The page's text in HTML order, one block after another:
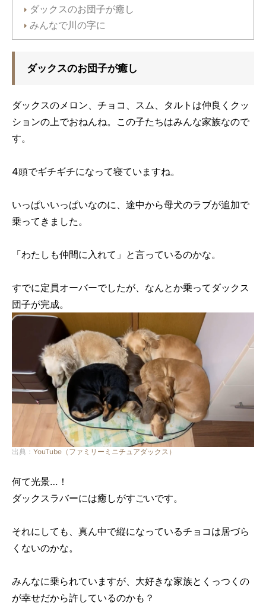
ダックスのお団子が癒し
みんなで川の字に
ダックスのお団子が癒し
ダックスのメロン、チョコ、スム、タルトは仲良くクッ
ションの上でおねんね。この子たちはみんな家族なので
す。
4頭でギチギチになって寝ていますね。
いっぱいいっぱいなのに、途中から母犬のラブが追加で
乗ってきました。
「わたしも仲間に入れて」と言っているのかな。
すでに定員オーバーでしたが、なんとか乗ってダックス
団子が完成。
出典： YouTube（ファミリーミニチュアダックス）
何て光景…！
ダックスラバーには癒しがすごいです。
それにしても、真ん中で縦になっているチョコは居づら
くないのかな。
みんなに乗られていますが、大好きな家族とくっつくの
が幸せだから許しているのかも？